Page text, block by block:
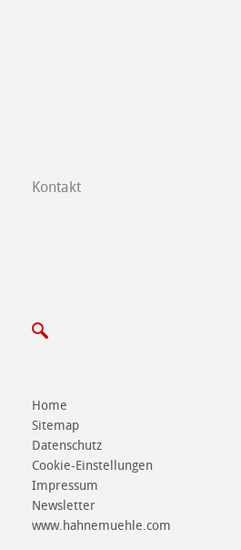
Kontakt
Home
Sitemap
Datenschutz
Cookie-Einstellungen
Impressum
Newsletter
www.hahnemuehle.com